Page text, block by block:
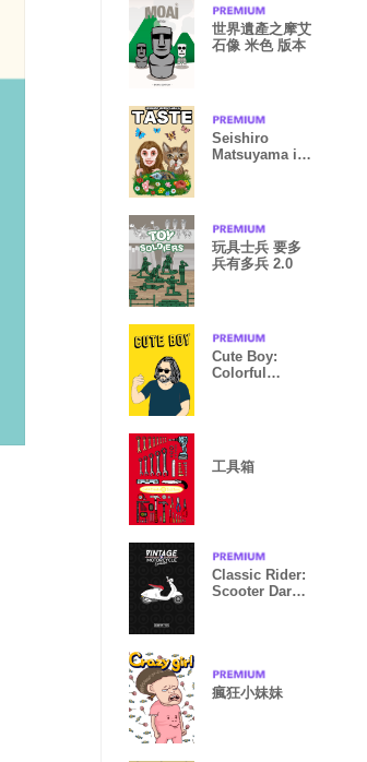
世界遺產之摩艾
石像 米色 版本
Seishiro
Matsuyama in
玩具士兵 要多
兵有多兵 2.0
Cute Boy:
Colorful
工具箱
Classic Rider:
Scooter Dark
瘋狂小妹妹